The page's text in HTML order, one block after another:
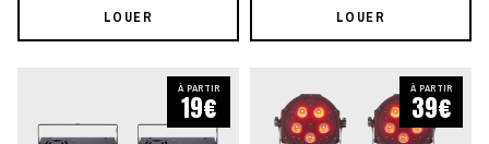
LOUER LOUER
À PARTIR
19€
À PARTIR
39€